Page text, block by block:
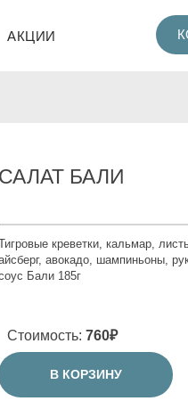
АКЦИИ
Стоимость: 760₽
В КОРЗИНУ
САЛАТ БАЛИ
креветки, кальмар,
авокадо, шампиньоны,
Бали 185г